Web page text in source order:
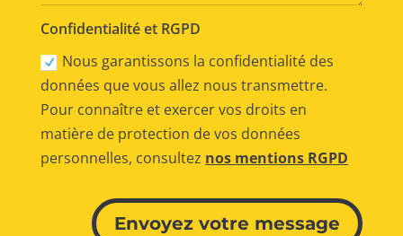
Confidentialité et RGPD
Nous garantissons la confidentialité des
données que vous allez nous transmettre.
Pour connaître et exercer vos droits en
matière de protection de vos données
personnelles, consultez nos mentions RGPD
Envoyez votre message